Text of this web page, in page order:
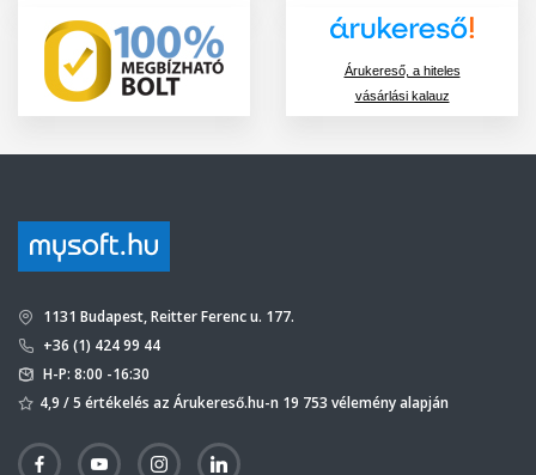
Árukereső, a hiteles
vásárlási kalauz
1131 Budapest, Reitter Ferenc u. 177.
+36 (1) 424 99 44
H-P: 8:00 -16:30
4,9 / 5 értékelés az Árukereső.hu-n 19 753 vélemény alapján